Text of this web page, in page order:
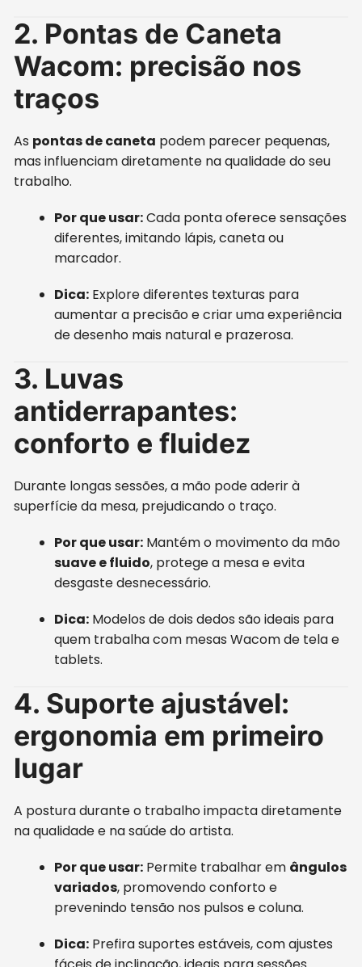
2. Pontas de Caneta
Wacom: precisão nos
traços
As pontas de caneta podem parecer pequenas,
mas influenciam diretamente na qualidade do seu
trabalho.
Por que usar:Cada ponta oferece sensações
diferentes, imitando lápis, caneta ou
marcador.
Dica: Explore diferentes texturas para
aumentar a precisão e criar uma experiência
de desenho mais natural e prazerosa.
3. Luvas
antiderrapantes:
conforto e fluidez
Durante longas sessões, a mão pode aderir à
superfície da mesa, prejudicando o traço.
Por que usar: Mantém o movimento da mão
suave e fluido, protege a mesa e evita
desgaste desnecessário.
Dica: Modelos de dois dedos são ideais para
quem trabalha com mesas Wacom de tela e
tablets.
4. Suporte ajustável:
ergonomia em primeiro
lugar
A postura durante o trabalho impacta diretamente
na qualidade e na saúde do artista.
Por que usar: Permite trabalhar em ângulos
variados, promovendo conforto e
prevenindo tensão nos pulsos e coluna.
Dica: Prefira suportes estáveis, com ajustes